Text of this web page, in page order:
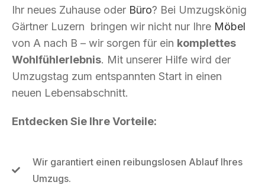
Ihr neues Zuhause oder Büro? Bei Umzugskönig
Gärtner Luzern bringen wir nicht nur Ihre Möbel
von A nach B – wir sorgen für ein komplettes
Wohlfühlerlebnis. Mit unserer Hilfe wird der
Umzugstag zum entspannten Start in einen
neuen Lebensabschnitt.
Entdecken Sie Ihre Vorteile:
Wir garantiert einen reibungslosen Ablauf Ihres
Umzugs.